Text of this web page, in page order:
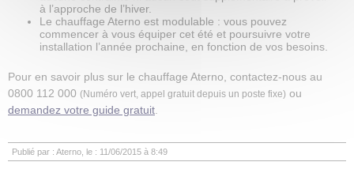
à l’approche de l’hiver.
Le chauffage Aterno est modulable : vous pouvez
commencer à vous équiper cet été et poursuivre votre
installation l’année prochaine, en fonction de vos besoins.
Pour en savoir plus sur le chauffage Aterno, contactez-nous au
0800 112 000 (Numéro vert, appel gratuit depuis un poste fixe) ou
demandez votre guide gratuit
Publié par : Aterno , le : 11/06/2015 à 8:49